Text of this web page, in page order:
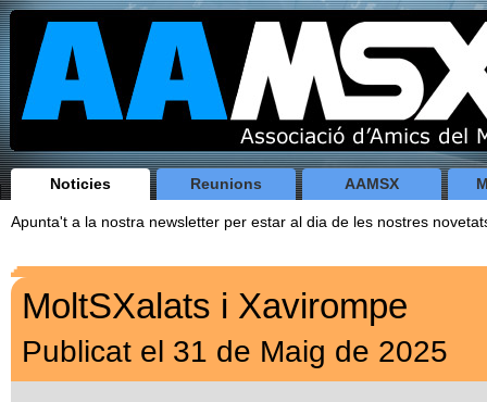
Noticies Reunions AAMSX
Apunta't a la nostra newsletter per estar al dia de les nostres
MoltSXalats i Xavirompe
Publicat el 31 de Maig de 2025